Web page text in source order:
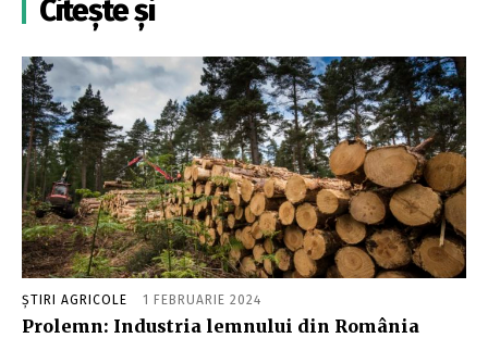
Citește și
ȘTIRI AGRICOLE 1 FEBRUARIE 2024
Prolemn: Industria lemnului din România